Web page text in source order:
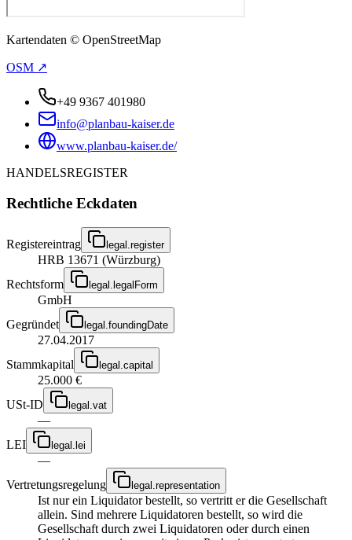
Kartendaten © OpenStreetMap
OSM ↗
+49 9367 401980
info@planbau-kaiser.de
www.planbau-kaiser.de/
HANDELSREGISTER
Rechtliche Eckdaten
Registereintrag legal.register
HRB 13671 (Würzburg)
Rechtsform
legal.legalForm
GmbH
Gegründet
legal.foundingDate
27.04.2017
Stammkapital
legal.capital
25.000 €
USt-ID
legal.vat
—
LEI
legal.lei
—
Vertretungsregelung
legal.representation
Ist nur ein Liquidator bestellt, so vertritt er die Gesellschaft
allein. Sind mehrere Liquidatoren bestellt, so wird die
Gesellschaft durch zwei Liquidatoren oder durch einen